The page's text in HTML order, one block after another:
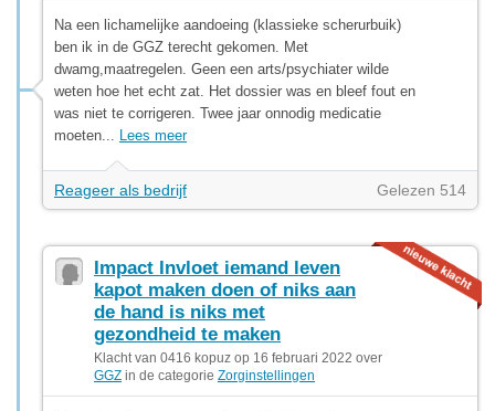
Na een lichamelijke aandoeing (klassieke scherurbuik)
ben ik in de GGZ terecht gekomen. Met
dwamg,maatregelen. Geen een arts/psychiater wilde
weten hoe het echt zat. Het dossier was en bleef fout en
was niet te corrigeren. Twee jaar onnodig medicatie
moeten... Lees meer
Reageer als bedrijf Gelezen 514
Impact Invloet iemand leven
kapot maken doen of niks aan
de hand is niks met
gezondheid te maken
Klacht van 0416 kopuz op 16 februari 2022 over
GGZ in de categorie Zorginstellingen